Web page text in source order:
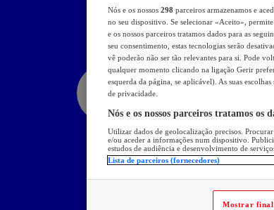
Nós e os nossos 298 parceiros armazenamos e
no seu dispositivo. Se selecionar «Aceito»,
e os nossos parceiros tratamos dados para as
seu consentimento, estas tecnologias serão
vê poderão não ser tão relevantes para si. Pode
qualquer momento clicando na ligação Gerir
esquerda da página, se aplicável). As suas
de privacidade.
Nós e os nossos parceiros tratamos os
Utilizar dados de geolocalização precisos.
e/ou aceder a informações num dispositivo.
estudos de audiência e desenvolvimento de
Lista de parceiros (fornecedores)
Mostrar